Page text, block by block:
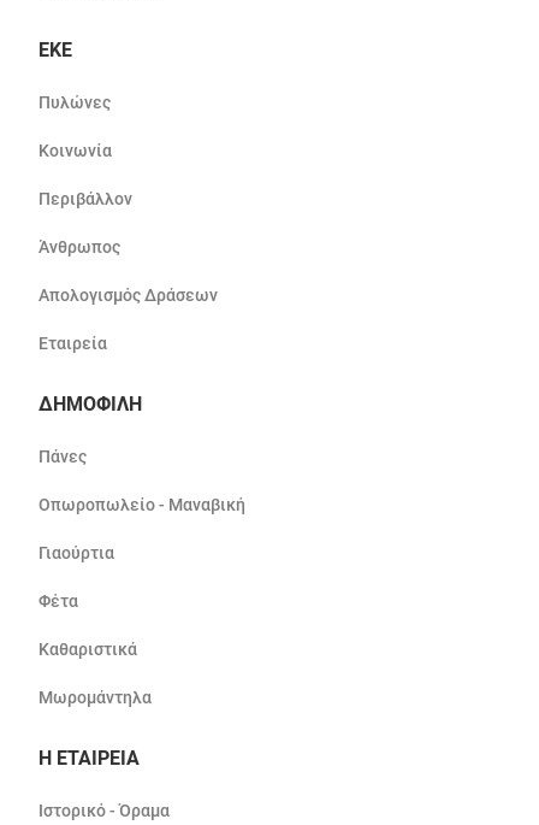
ΕΚΕ
Πυλώνες
Κοινωνία
Περιβάλλον
Άνθρωπος
Απολογισμός Δράσεων
Εταιρεία
ΔΗΜΟΦΙΛΗ
Πάνες
Οπωροπωλείο - Μαναβική
Γιαούρτια
Φέτα
Καθαριστικά
Μωρομάντηλα
Η ΕΤΑΙΡΕΙΑ
Ιστορικό - Όραμα